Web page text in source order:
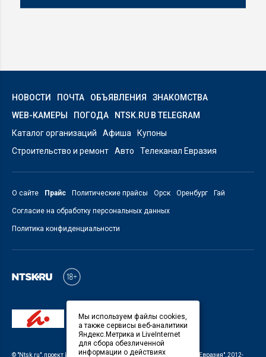
НОВОСТИ ПОЧТА ОБЪЯВЛЕНИЯ
ЗНАКОМСТВА
WEB-КАМЕРЫ
ПОГОДА
NTSK.RU В TELEGRAM
Каталог организаций
Афиша
Купоны
Строительство и ремонт
Авто Телеканал Евразия
О сайте Прайс Политические прайсы Орск Оренбург Гай
Согласие на обработку персональных данных
Политика конфиденциальности
© "Ntsk.ru" , проект ИП Савин В.В. Служба информации: ООО "ТРК "Евразия" , 2012-
Мы используем файлы cookies,
а также сервисы веб-аналитики
Яндекс.Метрика и LiveInternet
для сбора обезличенной
информации о действиях